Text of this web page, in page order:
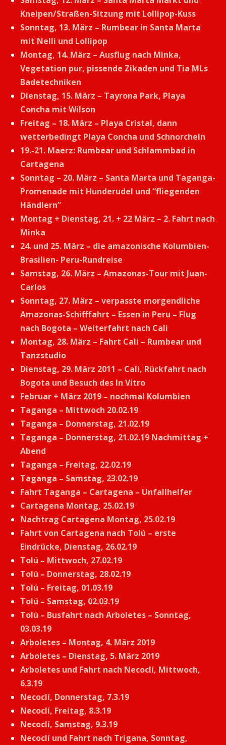
Kneipen/Straßen-Sitzung mit Lollipop-Kuss
Sonntag, 13. März – Rumbear in Santa Marta
mit Nelli und Lollipop
Montag, 14. März – Ausflug nach Minka,
Vegetation pur, pissende Zikaden und Tia MLs
Badetechniken
Dienstag, 15. März – Tayrona Park, Playa
Concha mit Wilson
Freitag – 18. März – Playa Cristal, dann
wetterbedingt Playa Concha und Schnorcheln
19.-21. Maerz: Rumbear und Schlammbad in
Cartagena
Sonntag – 20. März – Santa Marta und Taganga-
Promenade mit Hunderudel und “fliegenden
Händlern”
Montag + Dienstag, 21. + 22 März – 2. Fahrt nach
Minka
24. und 25. März – die amazonische Kolumbien-
Brasilien- Peru-Rundreise
Samstag, 26. März – Amazonas-Tour mit Juan-
Carlos
Sonntag, 27. März – verpasste morgendliche
Amazonas-Schifffahrt – Essen in Peru – Flug
nach Bogota – Weiterfahrt nach Cali
Montag, 28. März – Fahrt Cali – Rumbear und
Tanzstudio
Dienstag, 29. März 2011 – Cali, Rückfahrt nach
Bogota und Besuch des In Vitro
Februar + März 2019 – nochmal Kolumbien
Taganga – Mittwoch 20.02.19
Taganga – Donnerstag, 21.02.19
Taganga – Donnerstag, 21.02.19 Nachmittag +
Abend
Taganga – Freitag, 22.02.19
Taganga – Samstag, 23.02.19
Fahrt Taganga – Cartagena – Unfallhelfer
Cartagena Montag, 25.02.19
Nachtrag Cartagena Montag, 25.02.19
Fahrt von Cartagena nach Tolú – erste
Eindrücke, Dienstag, 26.02.19
Tolú – Mittwoch, 27.02.19
Tolú – Donnerstag, 28.02.19
Tolú – Freitag, 01.03.19
Tolú – Samstag, 02.03.19
Tolú – Busfahrt nach Arboletes – Sonntag,
03.03.19
Arboletes – Montag, 4. März 2019
Arboletes – Dienstag, 5. März 2019
Arboletes und Fahrt nach Necoclí, Mittwoch,
6.3.19
Necoclí, Donnerstag, 7.3.19
Necoclí, Freitag, 8.3.19
Necoclí, Samstag, 9.3.19
Necoclí und Fahrt nach Trigana, Sonntag,